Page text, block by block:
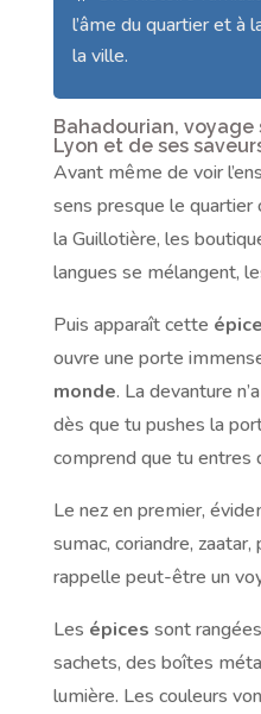
l’âme du quartier et à
la ville.
Bahadourian,
Lyon et de ses
Avant même de voir
sens presque le quartier
la Guillotière, les
langues se mélangent,
Puis apparaît cette
ouvre une porte
monde. La devanture
dès que tu pushes la
comprend que tu entres
Le nez en premier,
sumac, coriandre,
rappelle peut-être un
Les épices sont
sachets, des boîtes
lumière. Les couleurs